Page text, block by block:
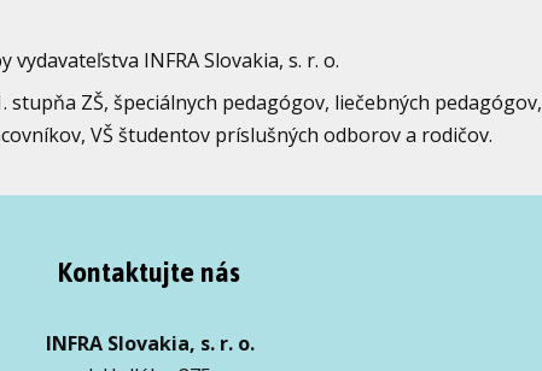
INFRA Slovakia, s. r. o.
ZŠ, špeciálnych pedagógov, liečebných pedagógov,
VŠ študentov príslušných odborov a rodičov.
Kontaktujte nás
INFRA Slovakia, s. r. o.